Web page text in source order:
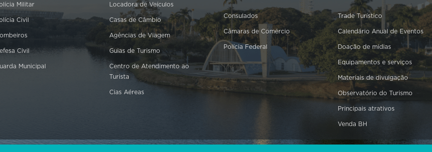
Militar
Civil
Civil
Municipal
Locadora de Veículos
Casas de Câmbio
Agências de Viagem
Guias de Turismo
Centro de Atendimento ao
Turista
Cias Aéreas
Consulados
Câmaras de Comércio
Polícia Federal
Trade Turístico
Calendário Anual de Eventos
Doação de mídias
Equipamentos e serviços
Materiais de divulgação
Observatório do Turismo
Principais atrativos
Venda BH